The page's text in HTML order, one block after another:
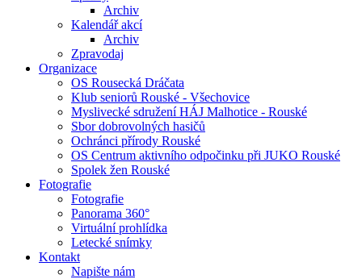
Archiv
Kalendář akcí
Archiv
Zpravodaj
Organizace
OS Rousecká Dráčata
Klub seniorů Rouské - Všechovice
Myslivecké sdružení HÁJ Malhotice - Rouské
Sbor dobrovolných hasičů
Ochránci přírody Rouské
OS Centrum aktivního odpočinku při JUKO Rouské
Spolek žen Rouské
Fotografie
Fotografie
Panorama 360°
Virtuální prohlídka
Letecké snímky
Kontakt
Napište nám